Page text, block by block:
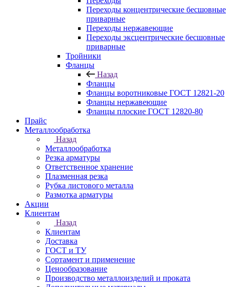
Переходы концентрические бесшовные
приварные
Переходы нержавеющие
Переходы эксцентрические бесшовные
приварные
Тройники
Фланцы
Назад
Фланцы
Фланцы воротниковые ГОСТ 12821-20
Фланцы нержавеющие
Фланцы плоские ГОСТ 12820-80
Прайс
Металлообработка
Назад
Металлообработка
Резка арматуры
Ответственное хранение
Плазменная резка
Рубка листового металла
Размотка арматуры
Акции
Клиентам
Назад
Клиентам
Доставка
ГОСТ и ТУ
Сортамент и применение
Ценообразование
Производство металлоизделий и проката